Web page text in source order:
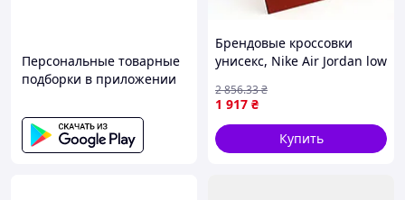
Персональные товарные
подборки в приложении
Брендовые кроссовки
унисекс, Nike Air Jordan low
1 917 ₴
2 856.33₴
Купить